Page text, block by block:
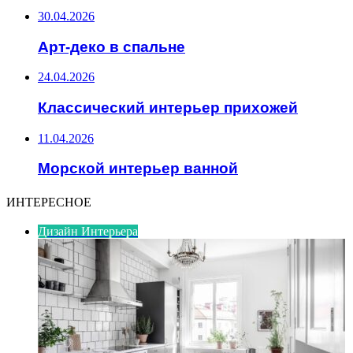
30.04.2026
Арт-деко в спальне
24.04.2026
Классический интерьер прихожей
11.04.2026
Морской интерьер ванной
ИНТЕРЕСНОЕ
Дизайн Интерьера